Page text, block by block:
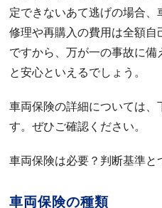
定できないあて逃げの場合
修理や再購入の費用は全額自
ですから、万が一の事故に備
と安心といえるでしょう。
車両保険の詳細については、
す。ぜひご確認ください。
車両保険は必要？判断基準と
車両保険の種類